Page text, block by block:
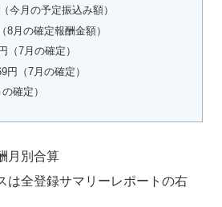
今月の予定振込み額）
8月の確定報酬金額）
（7月の確定）
円（7月の確定）
確定）
月別合算
は全登録サマリーレポートの右